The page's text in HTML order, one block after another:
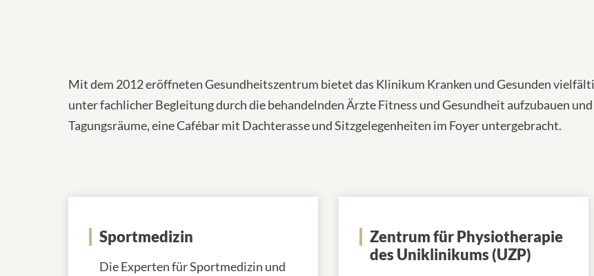
Über uns
Mit dem 2012 eröffneten Gesundheitszentrum bietet das Klinikum Kranken und Gesunden
unter fachlicher Begleitung durch die behandelnden Ärzte Fitness und Gesundheit aufzubauen
Tagungsräume, eine Cafébar mit Dachterasse und Sitzgelegenheiten im Foyer untergebracht.
Sportmedizin
Die Experten für Sportmedizin und
Zentrum für Physiotherapie
des Uniklinikums (UZP)